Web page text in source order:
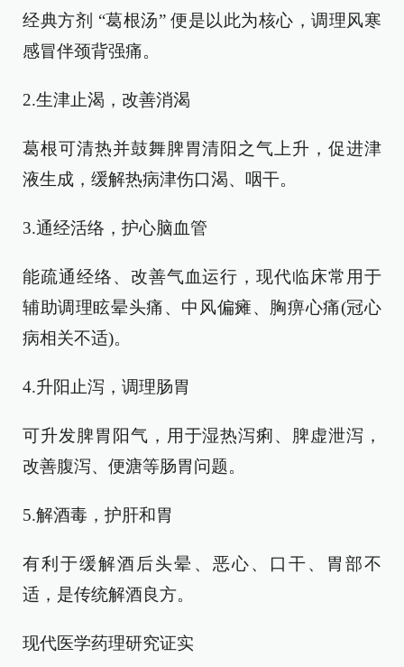
经典方剂 “葛根汤” 便是以此为核心，调理风寒
感冒伴颈背强痛。
2.生津止渴，改善消渴
葛根可清热并鼓舞脾胃清阳之气上升，促进津
液生成，缓解热病津伤口渴、咽干。
3.通经活络，护心脑血管
能疏通经络、改善气血运行，现代临床常用于
辅助调理眩晕头痛、中风偏瘫、胸痹心痛(冠心
病相关不适)。
4.升阳止泻，调理肠胃
可升发脾胃阳气，用于湿热泻痢、脾虚泄泻，
改善腹泻、便溏等肠胃问题。
5.解酒毒，护肝和胃
有利于缓解酒后头晕、恶心、口干、胃部不
适，是传统解酒良方。
现代医学药理研究证实